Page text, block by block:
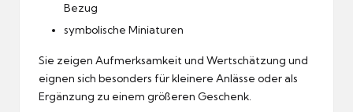
Bezug
symbolische Miniaturen
Sie zeigen Aufmerksamkeit und Wertschätzung und
eignen sich besonders für kleinere Anlässe oder als
Ergänzung zu einem größeren Geschenk.